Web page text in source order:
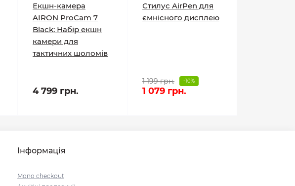
Екшн-камера
AIRON ProCam 7
Black: Набір екшн
камери для
тактичних шоломів
4 799 грн.
Стилус AirPen для
ємнісного дисплею
1 199 грн. -10%
1 079 грн.
Інформація
Mono checkout